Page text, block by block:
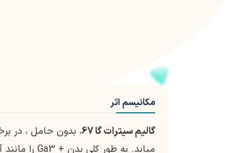
مکانیسم اثر
گالیم سیترات گا 67
، بدون حامل ، در